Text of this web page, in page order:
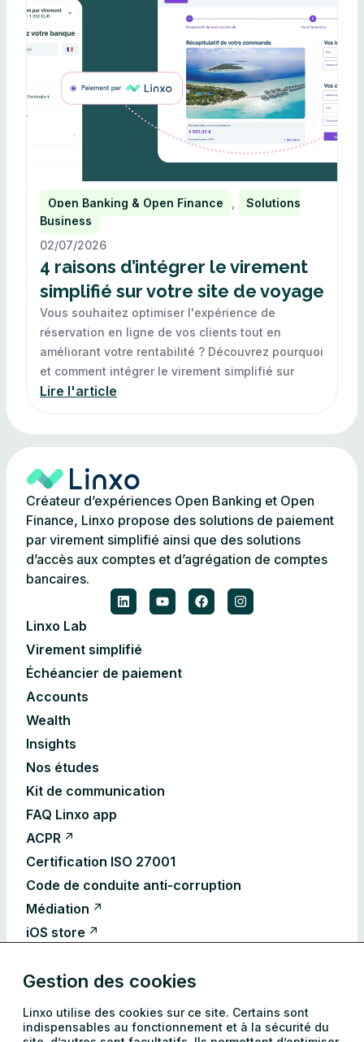
Open Banking & Open Finance ,
Solutions
Business
02/07/2026
4 raisons d’intégrer le virement
simplifié sur votre site de voyage
Vous souhaitez optimiser l'expérience de
réservation en ligne de vos clients tout en
améliorant votre rentabilité ? Découvrez pourquoi
et comment intégrer le virement simplifié sur
Lire l'article
Créateur d’expériences Open Banking et Open
Finance, Linxo propose des solutions de paiement
par virement simplifié ainsi que des solutions
d’accès aux comptes et d’agrégation de comptes
bancaires.
Linxo Lab
Virement simplifié
Échéancier de paiement
Accounts
Wealth
Insights
Nos études
Kit de communication
FAQ Linxo app
ACPR
Certification ISO 27001
Code de conduite anti-corruption
Médiation
iOS store
Déclarations d’accessibilité
CGU Accounts
Gestion des cookies
Linxo utilise des cookies sur ce site. Certains sont
indispensables au fonctionnement et à la sécurité du